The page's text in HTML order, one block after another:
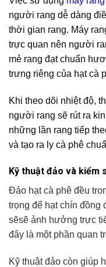
người rang dễ dàng
thời gian rang. Máy
trực quan nên người
mẻ rang đạt chuẩn
trưng riêng của hạt cà
Khi theo dõi nhiệt độ,
người rang sẽ rút ra
những lần rang tiếp
và tạo ra ly cà phê
Kỹ thuật đảo và kiểm
Đảo hạt cà phê đều
trọng để hạt chín đồng
sẽsẽ ảnh hưởng trực
đây là một phần quan
Kỹ thuật đảo còn giúp